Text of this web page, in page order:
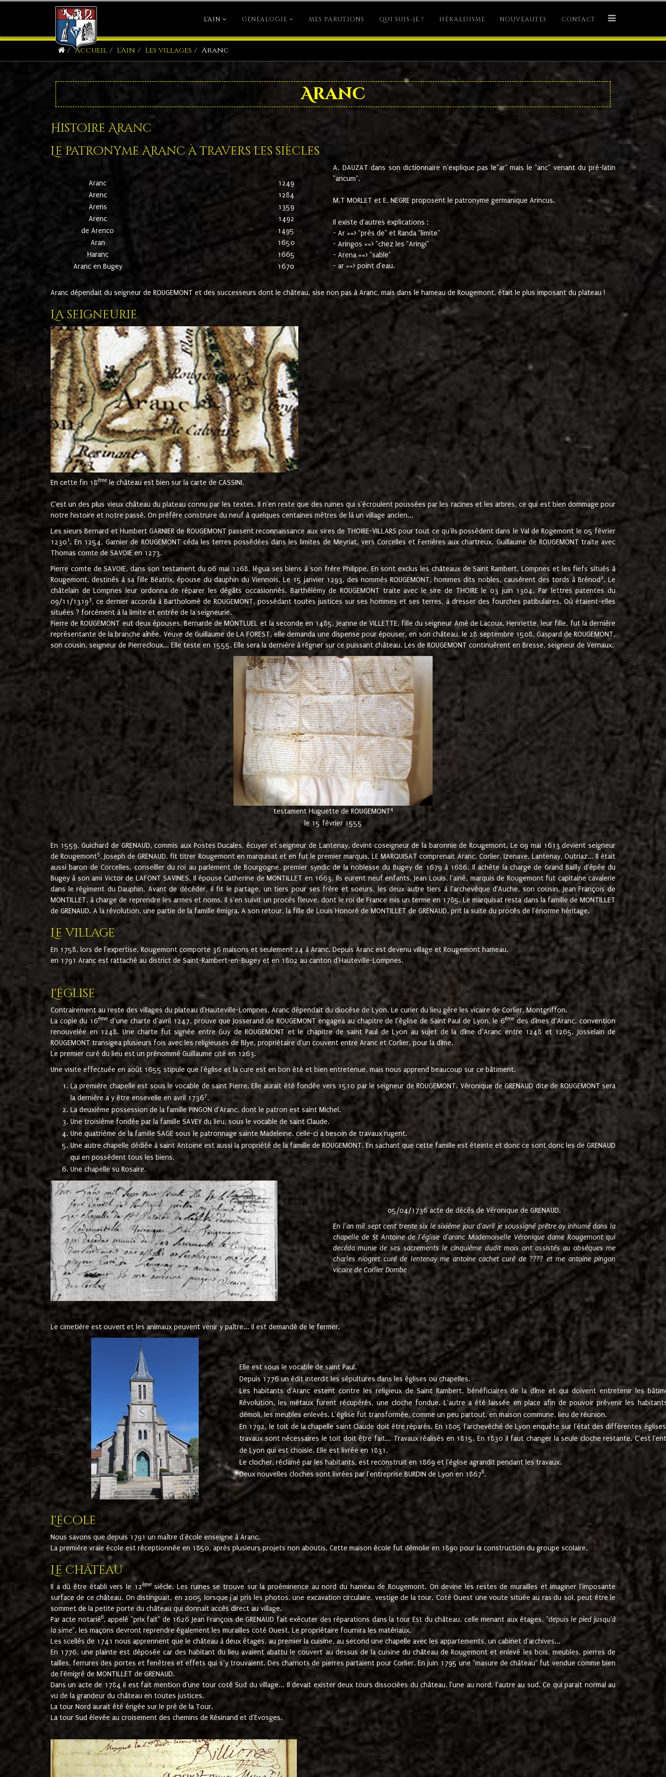
L'AIN GÉNÉALOGIE MES PARUTIONS QUI SUIS-JE ? HÉRALDISME NOUVEAUTÉS CONTACT
Accueil L'Ain Les villages Aranc
Aranc
Histoire Aranc
Le patronyme Aranc à travers les siècles
Aranc
1249
Arenc
1284
Arens
1359
Arenc
1492
de Arenco
1495
Aran
1650
Haranc
1665
Aranc en Bugey
1670
A. DAUZAT dans son dictionnaire n'explique pas le"ar" mais le "anc" venant du pré-latin
"ancum".
M.T MORLET et E. NEGRE proposent le patronyme germanique Arincus.
Il existe d'autres explications :
- Ar ==> "près de" et Randa "limite"
- Aringos ==> "chez les "Aringi"
- Arena ==> "sable"
- ar ==> point d'eau.
Aranc dépendait du seigneur de ROUGEMONT et des successeurs dont le château, sise non pas à Aranc, mais dans le hameau de Rougemont, était le plus imposant du plateau !
La seigneurie
En cette fin 18ème le château est bien sur la carte de CASSINI.
C'est un des plus vieux château du plateau connu par les textes. Il n'en reste que des ruines qui s'écroulent poussées par les racines et les arbres, ce qui est bien dommage pour
notre histoire et notre passé. On préfère construire du neuf à quelques centaines mètres de là un village ancien...
Les sieurs Bernard et Humbert GARNIER de ROUGEMONT passent reconnaissance aux sires de THOIRE-VILLARS pour tout ce qu'ils possèdent dans le Val de Rogemont le 05 février
12301 . En 1254, Garnier de ROUGEMONT céda les terres possédées dans les limites de Meyriat, vers Corcelles et Ferrières aux chartreux. Guillaume de ROUGEMONT traite avec
Thomas comte de SAVOIE en 1273.
Pierre comte de SAVOIE, dans son testament du 06 mai 1268, légua ses biens à son frère Philippe. En sont exclus les châteaux de Saint Rambert, Lompnes et les fiefs situés à
Rougemont, destinés à sa fille Béatrix, épouse du dauphin du Viennois. Le 15 janvier 1293, des nommés ROUGEMONT, hommes dits nobles, causèrent des tords à Brénod 2. Le
châtelain de Lompnes leur ordonna de réparer les dégâts occasionnés. Barthélémy de ROUGEMONT traite avec le sire de THOIRE le 03 juin 1304. Par lettres patentes du
09/11/13193, ce dernier accorda à Bartholomé de ROUGEMONT, possédant toutes justices sur ses hommes et ses terres, à dresser des fourches patibulaires. Où étaient-elles
situées ? forcément à la limite et entrée de la seigneurie.
Pierre de ROUGEMONT eut deux épouses, Bernarde de MONTLUEL et la seconde en 1485, Jeanne de VILLETTE, fille du seigneur Amé de Lacoux. Henriette, leur fille, fut la dernière
représentante de la branche aînée. Veuve de Guillaume de LA FOREST, elle demanda une dispense pour épouser, en son château, le 28 septembre 1508, Gaspard de ROUGEMONT,
son cousin, seigneur de Pierrecloux... Elle teste en 1555. Elle sera la dernière à régner sur ce puissant château. Les de ROUGEMONT continuèrent en Bresse, seigneur de Vernaux.
testament Huguette de ROUGEMONT4
le 15 février 1555
En 1559, Guichard de GRENAUD, commis aux Postes Ducales, écuyer et seigneur de Lantenay, devint coseigneur de la baronnie de Rougemont. Le 09 mai 1613 devient seigneur
de Rougemont5. Joseph de GRENAUD, fit titrer Rougemont en marquisat et en fut le premier marquis. LE MARQUISAT comprenait Aranc, Corlier, Izenave, Lantenay, Outriaz... Il était
aussi baron de Corcelles, conseiller du roi au parlement de Bourgogne, premier syndic de la noblesse du Bugey de 1679 à 1686. Il achète la charge de Grand Bailly d'épée du
Bugey à son ami Victor de LAFONT SAVINES. Il épouse Catherine de MONTILLET en 1663. Ils eurent neuf enfants. Jean Louis, l'ainé, marquis de Rougemont fut capitaine cavalerie
dans le régiment du Dauphin. Avant de décéder, il fit le partage, un tiers pour ses frère et soeurs, les deux autre tiers à l'archevêque d'Auche, son cousin, Jean François de
MONTILLET, à charge de reprendre les armes et noms. Il s'en suivit un procès fleuve, dont le roi de France mis un terme en 1785. Le marquisat resta dans la famille de MONTILLET
de GRENAUD. A la révolution, une partie de la famille émigra. A son retour, la fille de Louis Honoré de MONTILLET de GRENAUD, prit la suite du procès de l'énorme héritage.
Le village
En 1758, lors de l'expertise, Rougemont comporte 36 maisons et seulement 24 à Aranc. Depuis Aranc est devenu village et Rougemont hameau.
en 1791 Aranc est rattaché au district de Saint-Rambert-en-Bugey et en 1802 au canton d'Hauteville-Lompnes.
L'église
Contrairement au reste des villages du plateau d'Hauteville-Lompnes, Aranc dépendait du diocèse de Lyon. Le curier du lieu gère les vicaire de Corlier, Montgriffon.
La copie du 16ème d’une charte d’avril 1247, prouve que Josserand de ROUGEMONT engagea au chapitre de l’église de Saint Paul de Lyon, le 6ème des dîmes d’Aranc, convention
renouvelée en 1248. Une charte fut signée entre Guy de ROUGEMONT et le chapitre de saint Paul de Lyon au sujet de la dîme d’Aranc entre 1248 et 1265. Josselain de
ROUGEMONT transigea plusieurs fois avec les religieuses de Blye, propriétaire d'un couvent entre Aranc et Corlier, pour la dîme.
Le premier curé du lieu est un prénommé Guillaume cité en 1263.
Une visite effectuée en août 1655 stipule que l'église et la cure est en bon été et bien entretenue, mais nous apprend beaucoup sur ce bâtiment.
La première chapelle est sous le vocable de saint Pierre. Elle aurait été fondée vers 1510 par le seigneur de ROUGEMONT. Véronique de GRENAUD dite de ROUGEMONT sera
la dernière a y être ensevelie en avril 17367.
La deuxième possession de la famille PINGON d'Aranc, dont le patron est saint Michel.
Une troisième fondée par la famille SAVEY du lieu, sous le vocable de saint Claude.
Une quatrième de la famille SAGE sous le patronnage sainte Madeleine. celle-ci a besoin de travaux rugent.
Une autre chapelle dédiée à saint Antoine est aussi la propriété de la famille de ROUGEMONT. En sachant que cette famille est éteinte et donc ce sont donc les de GRENAUD
qui en possèdent tous les biens.
Une chapelle su Rosaire.
05/04/1736 acte de décès de Véronique de GRENAUD.
En l'an mil sept cent trente six le sixième jour d'avril je soussigné prêtre ay inhumé dans la
chapelle de St Antoine de l'église d'aranc Mademoiselle Véronique dame Rougemont qui
decéda munie de ses sacrements le cinquième dudit mois ont assistés au obsèques me
charles niogret curé de lentenay me antoine cachet curé de ???? et me antoine pingon
vicaire de Corlier Dombe
Le cimetière est ouvert et les animaux peuvent venir y paître... Il est demandé de le fermer.
Elle est sous le vocable de saint Paul.
Depuis 1776 un édit interdit les sépultures dans les églises ou chapelles.
Les habitants d'Aranc estent contre les religieux de Saint Rambert, bénéficiaires de la dîme et qui doivent entretenir les
Révolution, les métaux furent récupérés, une cloche fondue. L'autre a été laissée en place afin de pouvoir prévenir les
démoli, les meubles enlevés. L'église fut transformée, comme un peu partout, en maison commune, lieu de réunion.
En 1792, le toit de la chapelle saint Claude doit être réparés. En 1805 l'archevêché de Lyon enquête sur l'état des différentes
travaux sont nécessaires le toit doit être fait... Travaux réalisés en 1815. En 1830 il faut changer la seule cloche restante. C'est
de Lyon qui est choisie. Elle est livrée en 1831.
Le clocher, réclamé par les habitants, est reconstruit en 1869 et l'église agrandit pendant les travaux.
Deux nouvelles cloches sont livrées par l'entreprise BURDIN de Lyon en 18678.
L'école
Nous savons que depuis 1791 un maître d'école enseigne à Aranc.
La première vraie école est réceptionnée en 1850, après plusieurs projets non aboutis. Cette maison école fut démolie en 1890 pour la construction du groupe scolaire.
Le château
Il a dû être établi vers le 12èmesiècle. Les ruines se trouve sur la proéminence au nord du hameau de Rougemont. On devine les restes de murailles et imaginer l'imposante
surface de ce château. On distinguait, en 2005 lorsque j'ai pris les photos, une excavation circulaire, vestige de la tour. Coté Ouest une voute située au ras du sol, peut être le
sommet de la petite porte du château qui donnait accès direct au village.
Par acte notarié6, appelé "prix fait" de 1626 Jean François de GRENAUD fait exécuter des réparations dans la tour Est du château, celle menant aux étages, "depuis le pied jusqu'à
la sime". les maçons devront reprendre également les murailles coté Ouest. Le propriétaire fournira les matériaux.
Les scellés de 1741 nous apprennent que le château à deux étages, au premier la cuisine, au second une chapelle avec les appartements, un cabinet d'archives...
En 1776, une plainte est déposée car des habitant du lieu avaient abattu le couvert au dessus de la cuisine du château de Rougemont et enlevé les bois, meubles, pierres de
tailles, ferrures des portes et fenêtres et effets qui s’y trouvaient. Des charriots de pierres partaient pour Corlier. En juin 1795 une "masure de château" fut vendue comme bien
de l'émigré de MONTILLET de GRENAUD.
Dans un acte de 1784 il est fait mention d'une tour coté Sud du village... Il devait exister deux tours dissociées du château, l'une au nord, l'autre au sud. Ce qui parait normal au
vu de la grandeur du château en toutes justices.
La tour Nord aurait été érigée sur le pré de la Tour.
La tour Sud élevée au croisement des chemins de Résinand et d'Evosges.